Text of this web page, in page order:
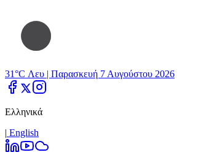
31°C Λευ | Παρασκευή 7 Αυγούστου 2026
Ελληνικά
| Εnglish